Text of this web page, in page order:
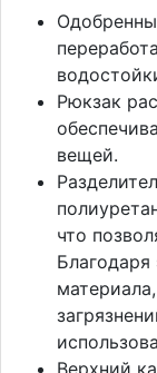
Рюкзак
вещей.
что
Верхний